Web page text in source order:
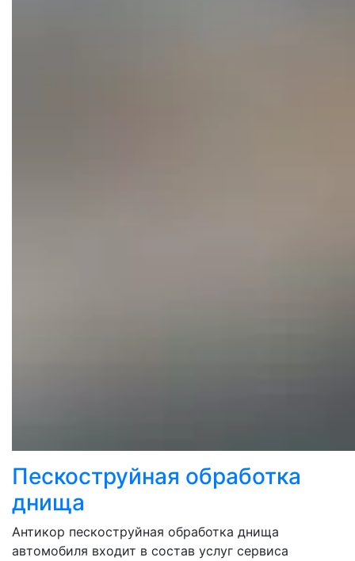
Пескоструйная обработка
днища
Антикор пескоструйная обработка днища
автомобиля входит в состав услуг сервиса